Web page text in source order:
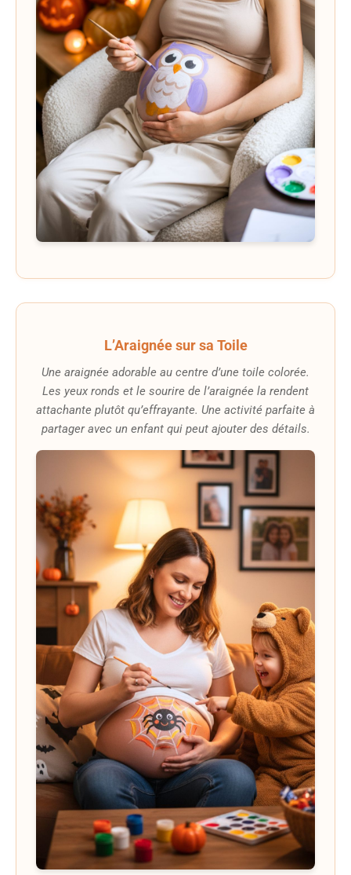
L’Araignée sur sa Toile
Une araignée adorable au centre d’une toile colorée.
Les yeux ronds et le sourire de l’araignée la rendent
attachante plutôt qu’effrayante. Une activité parfaite à
partager avec un enfant qui peut ajouter des détails.